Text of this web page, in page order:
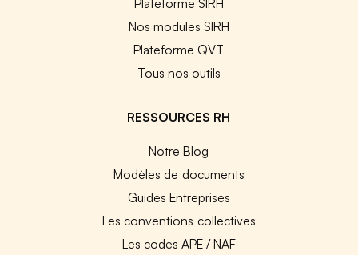
Nos modules SIRH
Plateforme QVT
Tous nos outils
RESSOURCES RH
Notre Blog
Modèles de documents
Guides Entreprises
Les conventions collectives
Les codes APE / NAF